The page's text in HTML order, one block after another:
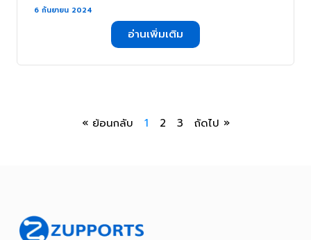
6 กันยายน 2024
อ่านเพิ่มเติม
« ย้อนกลับ 1 2 3 ถัดไป »